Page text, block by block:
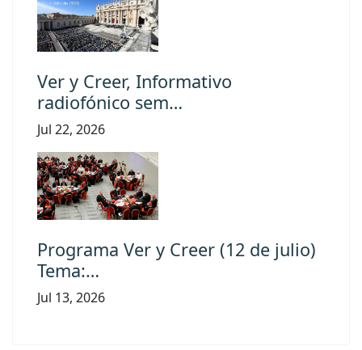
Ver y Creer, Informativo
radiofónico sem…
Jul 22, 2026
Programa Ver y Creer (12 de julio)
Tema:…
Jul 13, 2026